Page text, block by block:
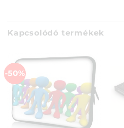
Kapcsolódó termékek
-50%